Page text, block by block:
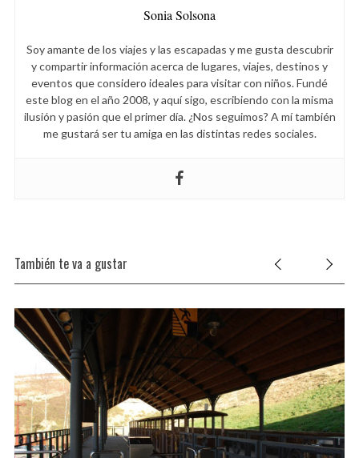
Sonia Solsona
Soy amante de los viajes y las escapadas y me gusta descubrir
y compartir información acerca de lugares, viajes, destinos y
eventos que considero ideales para visitar con niños. Fundé
este blog en el año 2008, y aquí sigo, escribiendo con la misma
ilusión y pasión que el primer día. ¿Nos seguimos? A mí también
me gustará ser tu amiga en las distintas redes sociales.
También te va a gustar